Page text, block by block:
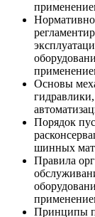
Основы
Порядок
шинных
Правила
Принципы